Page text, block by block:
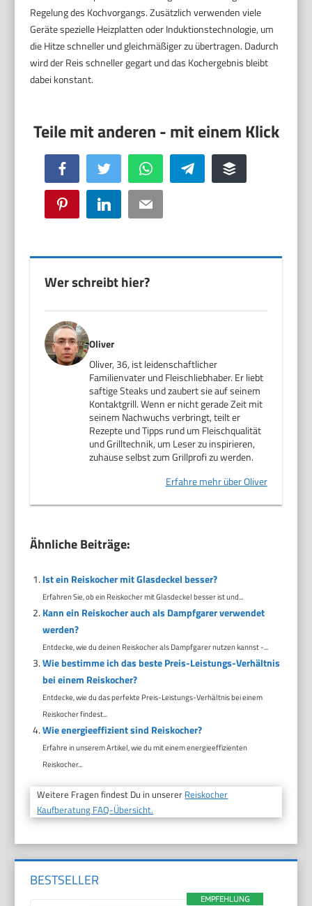
Regelung des Kochvorgangs. Zusätzlich verwenden viele
Geräte spezielle Heizplatten oder Induktionstechnologie, um
die Hitze schneller und gleichmäßiger zu übertragen. Dadurch
wird der Reis schneller gegart und das Kochergebnis bleibt
dabei konstant.
Facebook Twitter WhatsApp Telegram Buffer
Pinterest LinkedIn Email
Wer schreibt hier?
Oliver
Oliver, 36, ist leidenschaftlicher
Familienvater und Fleischliebhaber. Er liebt
saftige Steaks und zaubert sie auf seinem
Kontaktgrill. Wenn er nicht gerade Zeit mit
seinem Nachwuchs verbringt, teilt er
Rezepte und Tipps rund um Fleischqualität
und Grilltechnik, um Leser zu inspirieren,
zuhause selbst zum Grillprofi zu werden.
Erfahre mehr über Oliver
Ähnliche Beiträge:
Ist ein Reiskocher mit Glasdeckel besser?
Erfahren Sie, ob ein Reiskocher mit Glasdeckel besser ist und...
Kann ein Reiskocher auch als Dampfgarer verwendet
werden?
Entdecke, wie du deinen Reiskocher als Dampfgarer nutzen kannst -...
Wie bestimme ich das beste Preis-Leistungs-Verhältnis
bei einem Reiskocher?
Entdecke, wie du das perfekte Preis-Leistungs-Verhältnis bei einem
Reiskocher findest...
Wie energieeffizient sind Reiskocher?
Erfahre in unserem Artikel, wie du mit einem energieeffizienten
Reiskocher...
Weitere Fragen findest Du in unserer Reiskocher
Kaufberatung FAQ-Übersicht.
BESTSELLER
EMPFEHLUNG